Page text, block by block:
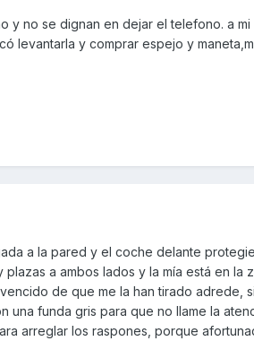
y no se dignan en dejar el telefono. a
levantarla y comprar espejo y
a la pared y el coche delante
a ambos lados y la mía está en
de que me la han tirado adrede,
una funda gris para que no llame la
arreglar los raspones, porque